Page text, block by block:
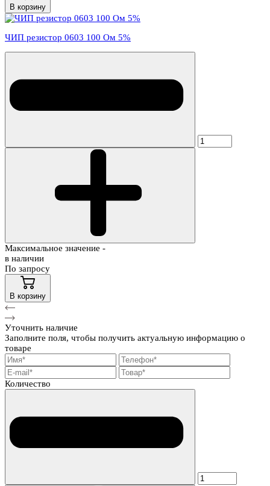
В корзину
ЧИП резистор 0603 100 Ом 5%
Максимальное значение -
в наличии
По запросу
В корзину
Уточнить наличие
Заполните поля, чтобы получить актуальную информацию о
товаре
Количество